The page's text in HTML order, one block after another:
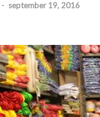
- september 19, 2016